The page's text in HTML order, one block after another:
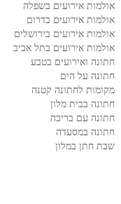
אולמות אירועים בשפלה
אולמות אירועים בדרום
אולמות אירועים בירושלים
אולמות אירועים בתל אביב
חתונה ואירועים בטבע
חתונה על הים
מקומות לחתונה קטנה
חתונה בבית מלון
חתונה עם בריכה
חתונה במסעדה
שבת חתן במלון